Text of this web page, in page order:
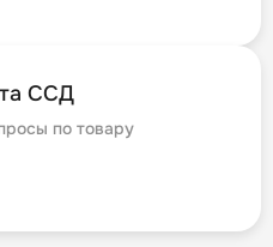
ССД
по товару